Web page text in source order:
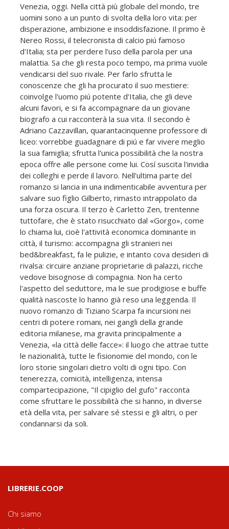
Venezia, oggi. Nella città più globale del mondo, tre
uomini sono a un punto di svolta della loro vita: per
disperazione, ambizione e insoddisfazione. Il primo è
Nereo Rossi, il telecronista di calcio piú famoso
d'Italia; sta per perdere l'uso della parola per una
malattia. Sa che gli resta poco tempo, ma prima vuole
vendicarsi del suo rivale. Per farlo sfrutta le
conoscenze che gli ha procurato il suo mestiere:
coinvolge l'uomo piú potente d'Italia, che gli deve
alcuni favori, e si fa accompagnare da un giovane
biografo a cui racconterà la sua vita. Il secondo è
Adriano Cazzavillan, quarantacinquenne professore di
liceo: vorrebbe guadagnare di piú e far vivere meglio
la sua famiglia; sfrutta l'unica possibilità che la nostra
epoca offre alle persone come lui. Cosí suscita l'invidia
dei colleghi e perde il lavoro. Nell'ultima parte del
romanzo si lancia in una indimenticabile avventura per
salvare suo figlio Gilberto, rimasto intrappolato da
una forza oscura. Il terzo è Carletto Zen, trentenne
tuttofare, che è stato risucchiato dal «Gorgo», come
lo chiama lui, cioè l'attività economica dominante in
città, il turismo: accompagna gli stranieri nei
bed&breakfast, fa le pulizie, e intanto cova desideri di
rivalsa: circuire anziane proprietarie di palazzi, ricche
vedove bisognose di compagnia. Non ha certo
l'aspetto del seduttore, ma le sue prodigiose e buffe
qualità nascoste lo hanno già reso una leggenda. Il
nuovo romanzo di Tiziano Scarpa fa incursioni nei
centri di potere romani, nei gangli della grande
editoria milanese, ma gravita principalmente a
Venezia, «la città delle facce»: il luogo che attrae tutte
le nazionalità, tutte le fisionomie del mondo, con le
loro storie singolari dietro volti di ogni tipo. Con
tenerezza, comicità, intelligenza, intensa
compartecipazione, "Il cipiglio del gufo" racconta
come sfruttare le possibilità che si hanno, in diverse
età della vita, per salvare sé stessi e gli altri, o per
condannarsi da soli.
LIBRERIE.COOP
Chi siamo